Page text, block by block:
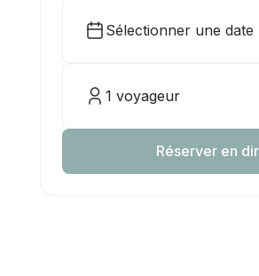
Sélectionner une date
1 voyageur
Réserver en